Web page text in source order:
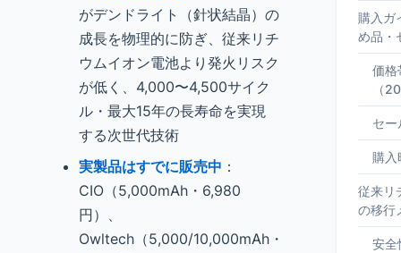
がデンドライト（針状結晶）の
成長を物理的に防ぎ、従来リチ
ウムイオン電池より発火リスク
が低く、4,000〜4,500サイク
ル・最大15年の長寿命を実現
する次世代技術
実製品はすでに販売中 ：
CIO（5,000mAh・6,980
円）、
Owltech（5,000/10,000mAh・
購入ガ
め品・
価格
（
セー
購入
従来リ
の移行
安全